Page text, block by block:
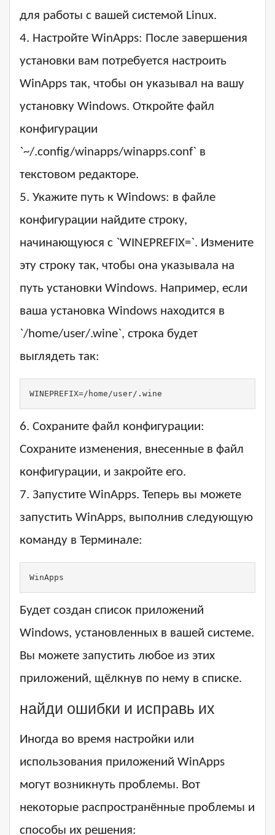
для работы с вашей системой Linux.
4. Настройте WinApps: После завершения
установки вам потребуется настроить
WinApps так, чтобы он указывал на вашу
установку Windows. Откройте файл
конфигурации
`~/.config/winapps/winapps.conf` в
текстовом редакторе.
5. Укажите путь к Windows: в файле
конфигурации найдите строку,
начинающуюся с `WINEPREFIX=`. Измените
эту строку так, чтобы она указывала на
путь установки Windows. Например, если
ваша установка Windows находится в
`/home/user/.wine`, строка будет
выглядеть так:
WINEPREFIX=/home/user/.wine
6. Сохраните файл конфигурации:
Сохраните изменения, внесенные в файл
конфигурации, и закройте его.
7. Запустите WinApps. Теперь вы можете
запустить WinApps, выполнив следующую
команду в Терминале:
WinApps
Будет создан список приложений
Windows, установленных в вашей системе.
Вы можете запустить любое из этих
приложений, щёлкнув по нему в списке.
найди ошибки и исправь их
Иногда во время настройки или
использования приложений WinApps
могут возникнуть проблемы. Вот
некоторые распространённые проблемы и
способы их решения: